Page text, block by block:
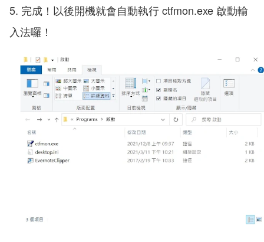
5. 完成！以後開機就會自動執行 ctfmon.exe 啟動輸
入法囉！